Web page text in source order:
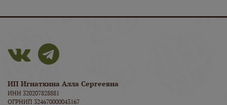
ИП Игнаткина Алла Сергеевна
ИНН 320207828881
ОГРНИП 324670000043167